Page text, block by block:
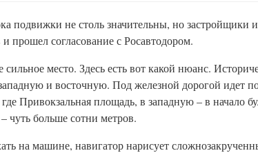
подвижки не столь значительны, но застройщики
прошел согласование с Росавтодором.
место. Здесь есть вот какой нюанс.
и восточную. Под железной дорогой идет
Привокзальная площадь, в западную – в начало
чуть больше сотни метров.
на машине, навигатор нарисует